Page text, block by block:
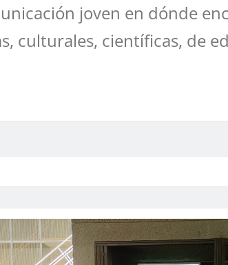
joven en dónde
culturales, científicas, de